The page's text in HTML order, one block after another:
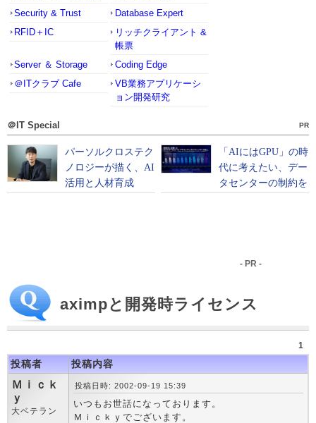
Security & Trust
Database Expert
RFID＋IC
リッチクライアント &
帳票
Server ＆ Storage
Coding Edge
＠ITクラブ Cafe
VB業務アプリケーシ
ョン開発研究
＠IT Special PR
- PR -
aximpと開発時ライセンス
1
投稿者 投稿内容
Ｍｉｃｋ
ｙ
大ベテラン
投稿日時: 2002-09-19 15:39
いつもお世話になっております。
Ｍｉｃｋｙでございます。